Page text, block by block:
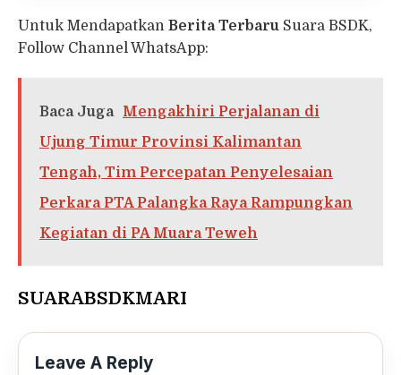
Untuk Mendapatkan Berita Terbaru Suara BSDK,
Follow Channel WhatsApp:
Baca Juga
Mengakhiri Perjalanan di
Ujung Timur Provinsi Kalimantan
Tengah, Tim Percepatan Penyelesaian
Perkara PTA Palangka Raya Rampungkan
Kegiatan di PA Muara Teweh
SUARABSDKMARI
Leave A Reply